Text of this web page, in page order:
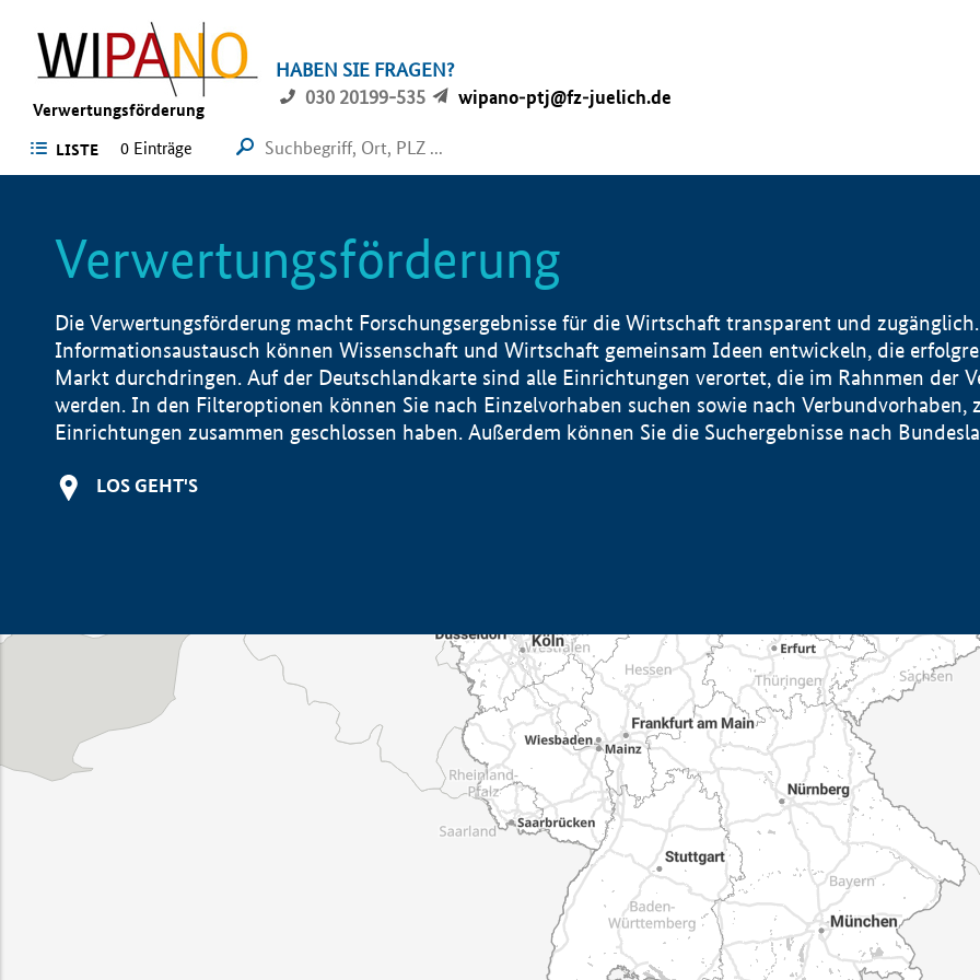
Verwertungsförderung
HABEN SIE FRAGEN?
030 20199-535
wipano-ptj@fz-juelich.de
LISTE 0 Einträge
Verwertungsförderung
Die Verwertungsförderung macht Forschungsergebnisse für die Wirtschaft transparent und
Informationsaustausch können Wissenschaft und Wirtschaft gemeinsam Ideen entwickeln, die
Markt durchdringen. Auf der Deutschlandkarte sind alle Einrichtungen verortet, die im Rahnmen der
werden. In den Filteroptionen können Sie nach Einzelvorhaben suchen sowie nach Verbundvorhaben,
Einrichtungen zusammen geschlossen haben. Außerdem können Sie die Suchergebnisse nach
LOS GEHT'S